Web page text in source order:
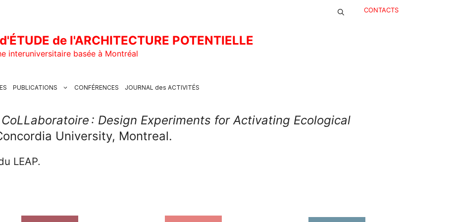
CONTACTS
de l'ARCHITECTURE POTENTIELLE
interuniversitaire basée à Montréal
PUBLICATIONS CONFÉRENCES JOURNAL des ACTIVITÉS
CoLLaboratoire : Design Experiments for Activating Ecological
University, Montreal.
LEAP.